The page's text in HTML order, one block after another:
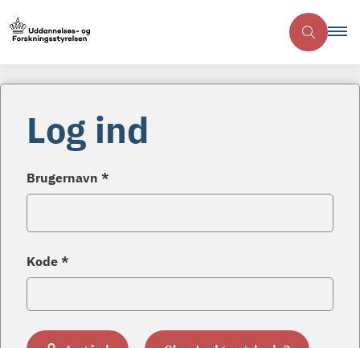
Log ind
Brugernavn *
Kode *